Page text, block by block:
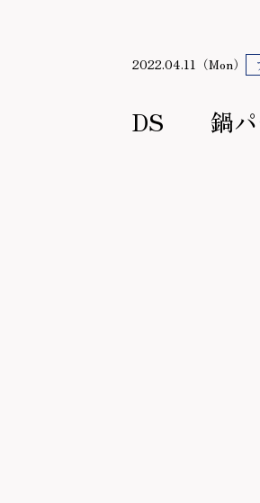
2022.04.11（Mon）
DS 鍋パ